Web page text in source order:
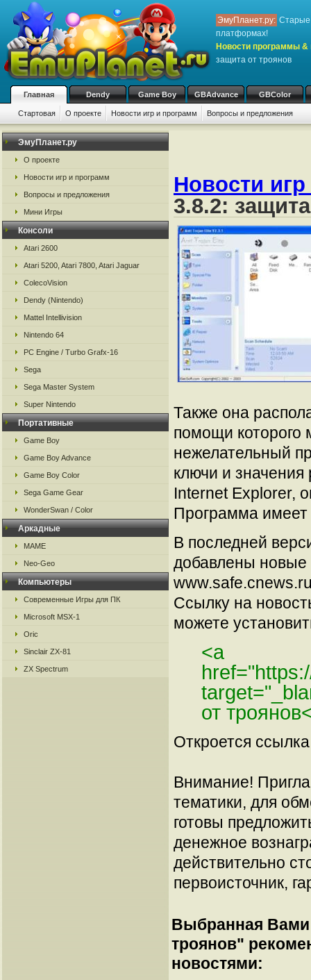
ЭмуПланет.ру: Старые
платформах!
Новости программы &
защита от троянов
Главная Dendy Game Boy GBAdvance GBColor
Стартовая О проекте Новости игр и программ Вопросы и предложения
ЭмуПланет.ру
О проекте
Новости игр и программ
Вопросы и предложения
Мини Игры
Консоли
Atari 2600
Atari 5200, Atari 7800, Atari Jaguar
ColecoVision
Dendy (Nintendo)
Mattel Intellivision
Nintendo 64
PC Engine / Turbo Grafx-16
Sega
Sega Master System
Super Nintendo
Портативные
Game Boy
Game Boy Advance
Game Boy Color
Sega Game Gear
WonderSwan / Color
Аркадные
MAME
Neo-Geo
Компьютеры
Современные Игры для ПК
Microsoft MSX-1
Oric
Sinclair ZX-81
ZX Spectrum
Новости
3.8.2:
Также она
помощи которого
нежелательный
ключи и значения
Internet Explorer,
Программа имеет
В последней
добавлены
Ссылку на
можете
<a
от
Откроется
Внимание!
тематики, для
готовы
денежное
действительно
первоисточник,
Выбранная Вами
троянов"
новостями: